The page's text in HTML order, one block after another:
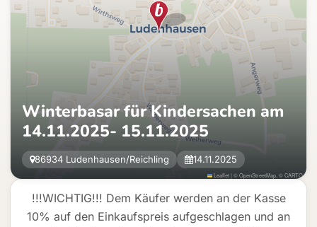
!!!WICHTIG!!! Dem Käufer werden an der Kasse
10% auf den Einkaufspreis aufgeschlagen und an
Winterbasar für Kindersachen am
14.11.2025- 15.11.2025
86934 Ludenhausen/Reichling 14.11.2025
Leaflet|©OpenStreetMap , ©CARTO